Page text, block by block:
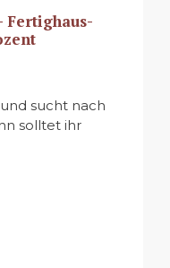
Fertighaus-
sucht nach
solltet ihr